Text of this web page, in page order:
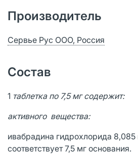
Производитель
Сервье Рус ООО, Россия
Состав
1 таблетка по 7,5 мг содержит:
активного вещества:
ивабрадина гидрохлорида 8,085
соответствует 7,5 мг основания.